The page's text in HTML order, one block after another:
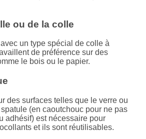
ou de la colle
avec un type spécial de colle à
de préférence sur des
le bois ou le papier.
des surfaces telles que le verre ou
spatule (en caoutchouc pour ne pas
adhésif) est nécessaire pour
et ils sont réutilisables.